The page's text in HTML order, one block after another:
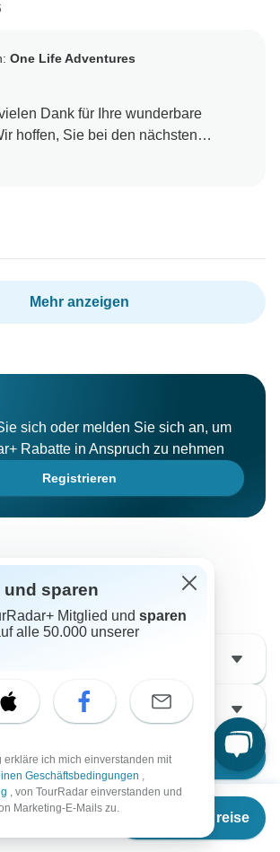
Termine & Preise
One Life Adventures
Dank für Ihre wunderbare
hoffen, Sie bei den nächsten
Mehr anzeigen
sich oder melden Sie sich an, um
Rabatte in Anspruch zu nehmen
Registrieren
Preise
Reisende auswählen
Termine & Preise
und sparen
Mitglied und sparen
alle 50.000 unserer
erkläre ich mich einverstanden mit
Geschäftsbedingungen ,
, von TourRadar einverstanden und
Marketing-E-Mails zu.